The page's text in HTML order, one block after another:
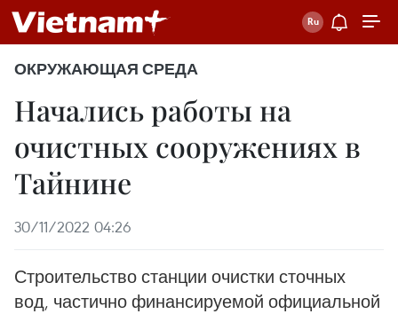
ОКРУЖАЮЩАЯ СРЕДА
Начались работы на
очистных сооружениях в
Тайнине
30/11/2022 04:26
Строительство станции очистки сточных
вод, частично финансируемой официальной